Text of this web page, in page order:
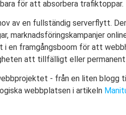
för att absorbera trafiktoppar.
av en fullständig serverflytt.
marknadsföringskampanjer
en framgångsboom för att
att tillfälligt eller permanent
- från en liten blogg
webbplatsen i artikeln